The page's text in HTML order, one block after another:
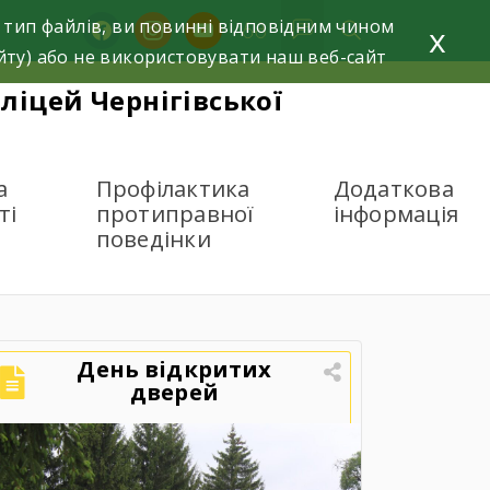
facebookinstagramyoutube
Чернігівської
Профілактика
протиправної
поведінки
Додаткова
інформація
День відкритих
дверей
файлів, ви повинні відповідним чином
або не використовувати наш веб-сайт
x